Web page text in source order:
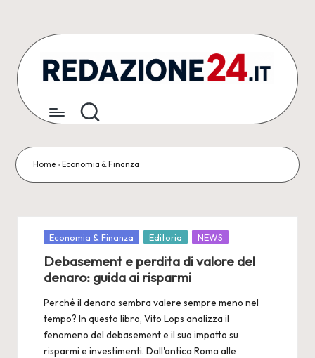
content
e
d
a
i
o
n
e
2
4
Redazionali
&
Stampa
Home» Economia & Finanza
Posted
Economia & Finanza Editoria NEWS
Debasement e perdita di valore del
denaro: guida ai risparmi
Perché il denaro sembra valere sempre meno nel
tempo? In questo libro, Vito Lops analizza il
fenomeno del debasement e il suo impatto su
risparmi e investimenti. Dall'antica Roma alle